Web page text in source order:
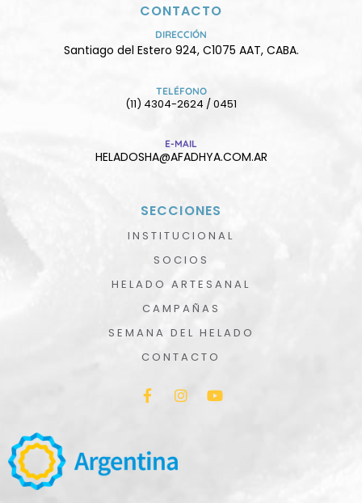
CONTACTO
DIRECCIÓN
Santiago del Estero 924, C1075 AAT, CABA.
TELÉFONO
(11) 4304-2624 / 0451
E-MAIL
HELADOSHA@AFADHYA.COM.AR
SECCIONES
INSTITUCIONAL
SOCIOS
HELADO ARTESANAL
CAMPAÑAS
SEMANA DEL HELADO
CONTACTO